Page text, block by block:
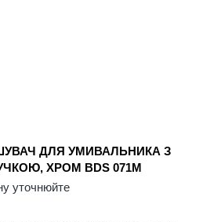
ДЛЯ УМИВАЛЬНИКА З
ХРОМ BDS 071M
уточнюйте